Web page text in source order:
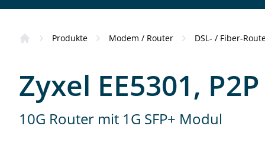
Firewall
Switch
Swiss Service Pack
Konfigurationsservice
Studerus AG
Zyxel
Kursübersicht
Wissenswertes
Produkte Modem / Router DSL- / Fiber-
Zyxel EE5301,
10G Router mit 1G SFP+ Modul
Fachkundige Beratung und
Online-Partner
Schnell, bequem und mit